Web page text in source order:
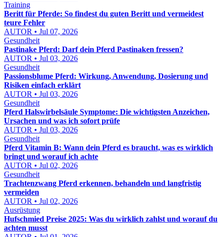
Training
Beritt für Pferde: So findest du guten Beritt und vermeidest
teure Fehler
AUTOR • Jul 07, 2026
Gesundheit
Pastinake Pferd: Darf dein Pferd Pastinaken fressen?
AUTOR • Jul 03, 2026
Gesundheit
Passionsblume Pferd: Wirkung, Anwendung, Dosierung und
Risiken einfach erklärt
AUTOR • Jul 03, 2026
Gesundheit
Pferd Halswirbelsäule Symptome: Die wichtigsten Anzeichen,
Ursachen und was ich sofort prüfe
AUTOR • Jul 03, 2026
Gesundheit
Pferd Vitamin B: Wann dein Pferd es braucht, was es wirklich
bringt und worauf ich achte
AUTOR • Jul 02, 2026
Gesundheit
Trachtenzwang Pferd erkennen, behandeln und langfristig
vermeiden
AUTOR • Jul 02, 2026
Ausrüstung
Hufschmied Preise 2025: Was du wirklich zahlst und worauf du
achten musst